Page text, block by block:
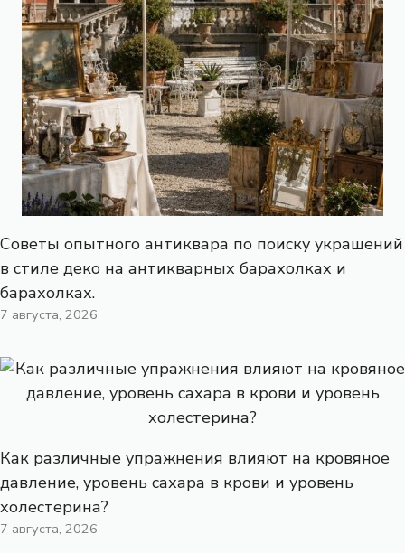
Советы опытного антиквара по поиску украшений
в стиле деко на антикварных барахолках и
барахолках.
7 августа, 2026
Как различные упражнения влияют на кровяное
давление, уровень сахара в крови и уровень
холестерина?
7 августа, 2026